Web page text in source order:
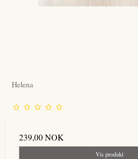
Helena
239,00 NOK
Vis produkt